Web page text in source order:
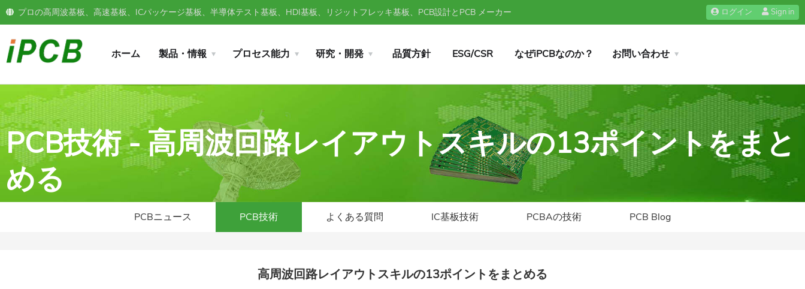
プロの高周波基板、高速基板、ICパッケージ基板、半導体テスト基板、HDI基板、リジットフレッキ基板、PCB設計とPCB メーカー ログイン Sign in
ホーム 製品・情報 プロセス能力 研究・開発 品質方針 ESG/CSR なぜiPCBなのか？ お問い合わせ
PCB技術 - 高周波回路レイアウトスキルの13ポイントをまと
める
PCBニュース PCB技術 よくある質問 IC基板技術 PCBAの技術 PCB Blog
高周波回路レイアウトスキルの13ポイントをまとめる